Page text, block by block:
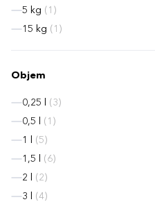
5 kg (1)
15 kg (1)
Objem
0,25 l
(3)
0,5 l
(1)
1 l
(5)
1,5 l
(6)
2 l
(2)
3 l
(4)